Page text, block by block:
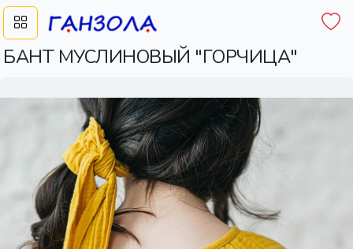
БАНТ МУСЛИНОВЫЙ "ГОРЧИЦА"